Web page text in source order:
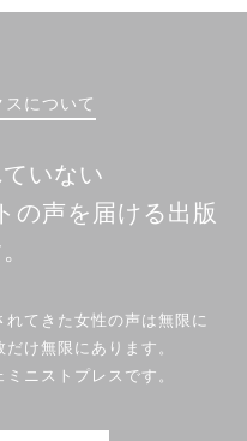
について
いない
の声を届ける出版
てきた女性の声は無限に
け無限にあります。
ニストプレスです。